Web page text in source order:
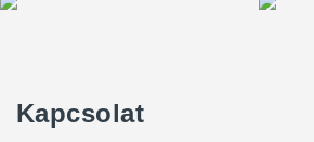
Kapcsolat